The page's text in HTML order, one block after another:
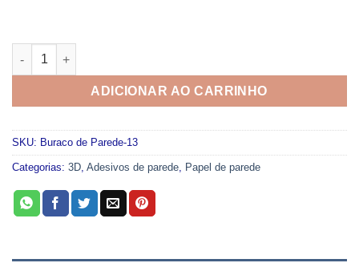
Adesivo Buraco de Parede 013 quantidade
ADICIONAR AO CARRINHO
SKU: Buraco de Parede-13
Categorias: 3D Adesivos de parede Papel de parede